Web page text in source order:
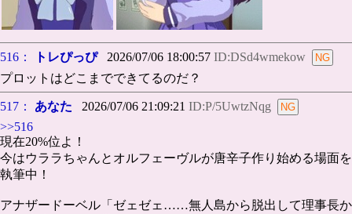
516： トレぴっぴ2026/07/06 18:00:57 ID:DSd4wmekow
プロットはどこまでできてるのだ？
517： あなた 2026/07/06 21:09:21 ID:P/5UwtzNqg
>>516
現在20%位よ！
今はウララちゃんとオルフェーヴルが唐辛子作り始める場面を
執筆中！
アナザードーベル「ゼェゼェ……無人島から脱出して理事長か